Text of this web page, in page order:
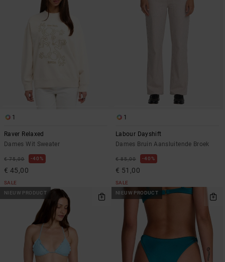
1
Raver Relaxed
Dames Wit Sweater
€ 75,00 40%
€ 45,00
SALE
1
Labour Dayshift
Dames Bruin Aansluitende Broek
€ 85,00 40%
€ 51,00
SALE
NIEUW PRODUCT
NIEUW PRODUCT